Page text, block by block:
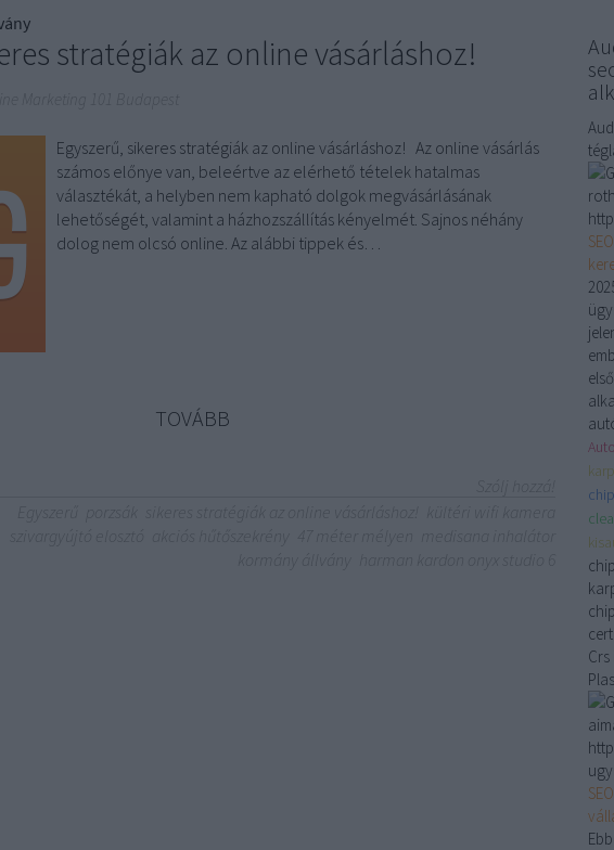
stratégiák az online vásárláshoz!
Marketing 101 Budapest
Egyszerű, sikeres stratégiák az online vásárláshoz! Az online vásárlás
számos előnye van, beleértve az elérhető tételek hatalmas
választékát, a helyben nem kapható dolgok megvásárlásának
lehetőségét, valamint a házhozszállítás kényelmét. Sajnos néhány
dolog nem olcsó online. Az alábbi tippek és…
TOVÁBB